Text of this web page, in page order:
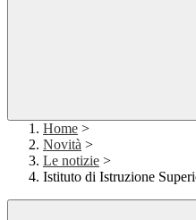
Home >
Novità >
Le notizie >
Istituto di Istruzione